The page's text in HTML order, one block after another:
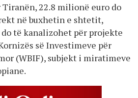
22.8 milionë euro do
në buxhetin e shtetit,
të kanalizohet për projekte
së Investimeve për
(WBIF), subjekt i miratimeve